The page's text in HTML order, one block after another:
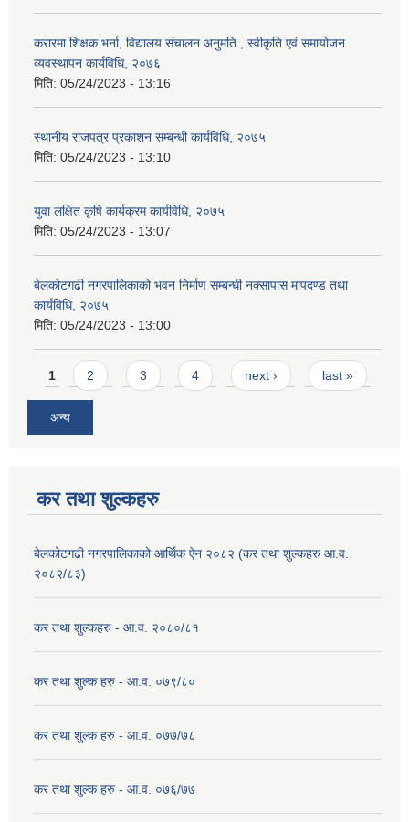
करारमा शिक्षक भर्ना, विद्यालय संचालन अनुमति , स्वीकृति एवं समायोजन
व्यवस्थापन कार्यविधि, २०७६
मिति: 05/24/2023 - 13:16
स्थानीय राजपत्र प्रकाशन सम्बन्धी कार्यविधि, २०७५
मिति: 05/24/2023 - 13:10
युवा लक्षित कृषि कार्यक्रम कार्यविधि, २०७५
मिति: 05/24/2023 - 13:07
बेलकोटगढी नगरपालिकाको भवन निर्माण सम्बन्धी नक्सापास मापदण्ड तथा
कार्यविधि, २०७५
मिति: 05/24/2023 - 13:00
Pages
1 2 3 4 next › last »
अन्य
कर तथा शुल्कहरु
बेलकोटगढी नगरपालिकाको आर्थिक ऐन २०८२ (कर तथा शुल्कहरु आ.व.
२०८२/८३)
कर तथा शुल्कहरु - आ.व. २०८०/८१
कर तथा शुल्क हरु - आ.व. ०७९/८०
कर तथा शुल्क हरु - आ.व. ०७७/७८
कर तथा शुल्क हरु - आ.व. ०७६/७७